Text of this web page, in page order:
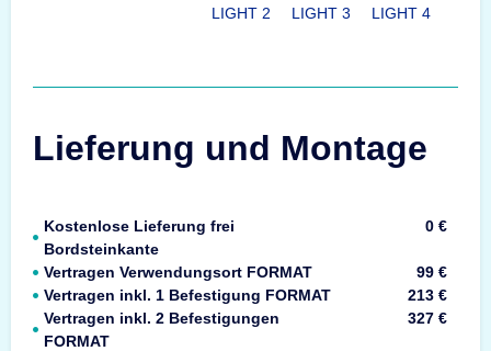
LIGHT 2
LIGHT 3
LIGHT 4
Lieferung und Montage
Kostenlose Lieferung frei
Bordsteinkante
0 €
Vertragen Verwendungsort FORMAT
99 €
Vertragen inkl. 1 Befestigung FORMAT
213 €
Vertragen inkl. 2 Befestigungen
FORMAT
327 €